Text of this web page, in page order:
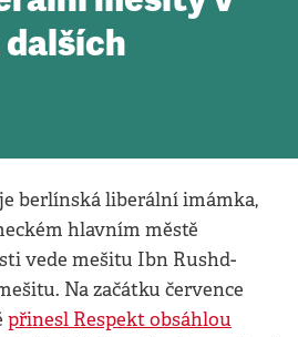
dalších
berlínská liberální imámka,
hlavním městě
vede mešitu Ibn Rushd-
Na začátku července
přinesl Respekt obsáhlou